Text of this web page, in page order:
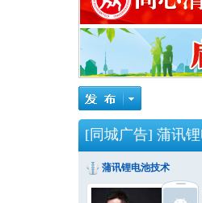
» ›
[同城广告] 蒲讯
蒲讯锂电池技术